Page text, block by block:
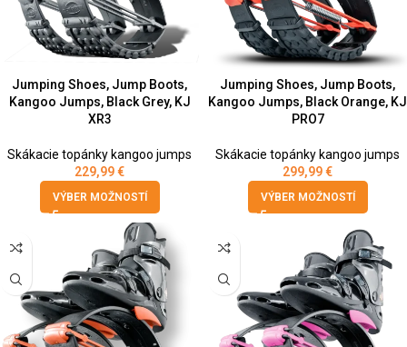
Jumping Shoes, Jump Boots,
Kangoo Jumps, Black Grey, KJ
XR3
Skákacie topánky kangoo jumps
229,99€
VÝBER MOŽNOSTÍ
Jumping Shoes, Jump Boots,
Kangoo Jumps, Black Orange, KJ
PRO7
Skákacie topánky kangoo jumps
299,99€
VÝBER MOŽNOSTÍ